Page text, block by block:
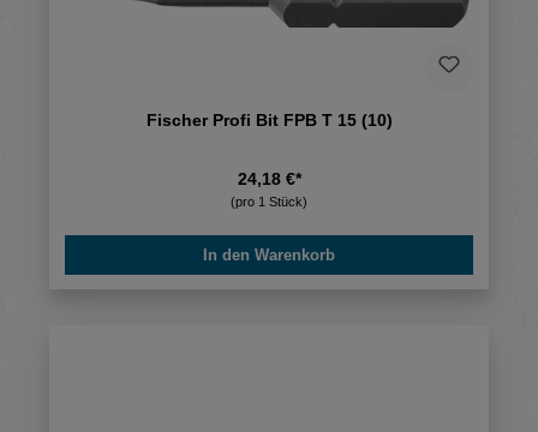
Fischer Profi Bit FPB T 15 (10)
24,18 €*
(pro 1 Stück)
In den Warenkorb